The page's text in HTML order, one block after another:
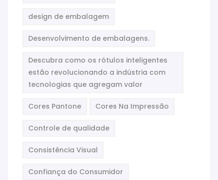
design de embalagem
Desenvolvimento de embalagens.
Descubra como os rótulos inteligentes
estão revolucionando a indústria com
tecnologias que agregam valor
Cores Pantone Cores Na Impressão
Controle de qualidade
Consistência Visual
Confiança do Consumidor